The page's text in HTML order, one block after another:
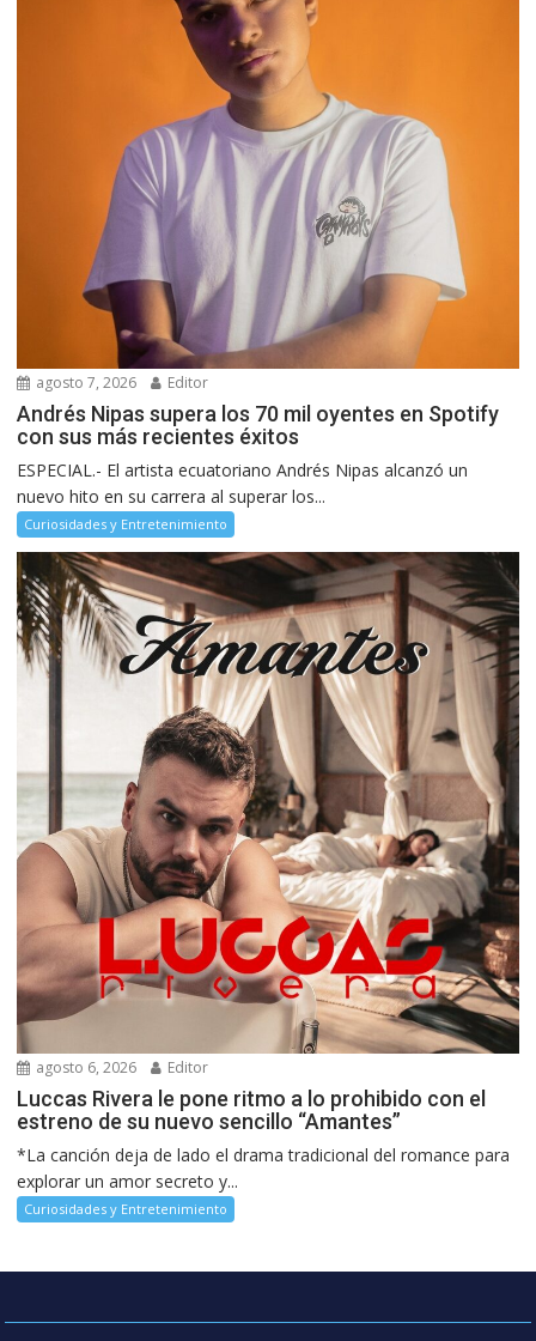
agosto 7, 2026 Editor
Andrés Nipas supera los 70 mil oyentes en Spotify
con sus más recientes éxitos
ESPECIAL.- El artista ecuatoriano Andrés Nipas alcanzó un
nuevo hito en su carrera al superar los...
Curiosidades y Entretenimiento
agosto 6, 2026 Editor
Luccas Rivera le pone ritmo a lo prohibido con el
estreno de su nuevo sencillo “Amantes”
*La canción deja de lado el drama tradicional del romance para
explorar un amor secreto y...
Curiosidades y Entretenimiento